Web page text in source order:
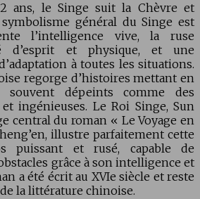
ans, le Singe suit la Chèvre et
général du Singe est
l’intelligence vive, la ruse
d’esprit et physique, et une
à toutes les situations.
regorge d’histoires mettant en
souvent dépeints comme des
ingénieuses. Le Roi Singe, Sun
central du roman « Le Voyage en
illustre parfaitement cette
puissant et rusé, capable de
grâce à son intelligence et
a été écrit au XVIe siècle et reste
la littérature chinoise.